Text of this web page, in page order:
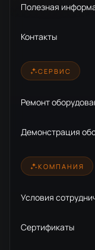
Полезная
Контакты
СЕРВИС
Ремонт
Демонстрация
КОМПАНИЯ
Условия
Сертификаты